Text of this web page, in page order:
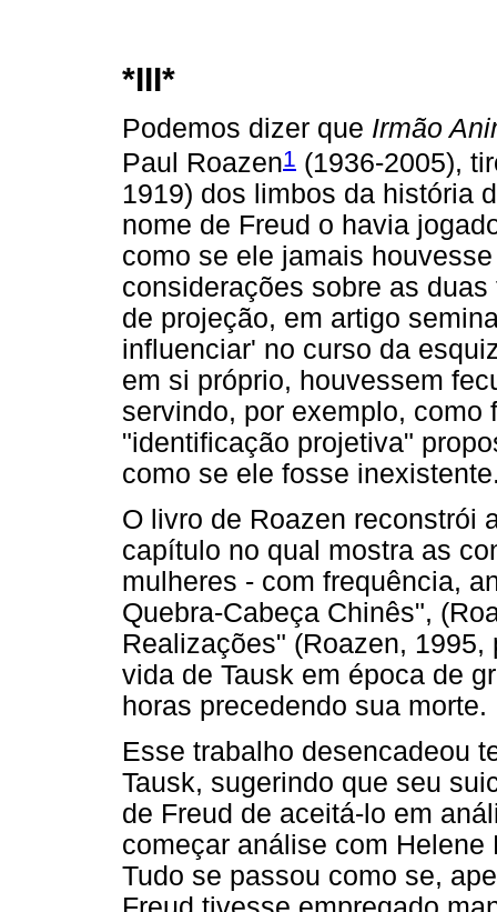
*III*
Podemos dizer que Irmão
Paul Roazen1 (1936-2005),
1919) dos limbos da história
nome de Freud o havia
como se ele jamais
considerações sobre as
de projeção, em artigo
influenciar' no curso da
em si próprio, houvessem
servindo, por exemplo, como
"identificação projetiva"
como se ele fosse
O livro de Roazen reconstrói
capítulo no qual mostra as
mulheres - com frequência,
Quebra-Cabeça Chinês",
Realizações" (Roazen,
vida de Tausk em época de
horas precedendo sua morte.
Esse trabalho desencadeou
Tausk, sugerindo que seu
de Freud de aceitá-lo em
começar análise com
Tudo se passou como se,